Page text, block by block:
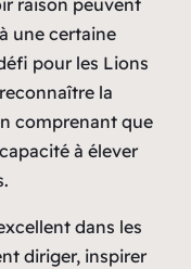
raison peuvent
une certaine
pour les Lions
la
comprenant que
à élever
dans les
diriger, inspirer